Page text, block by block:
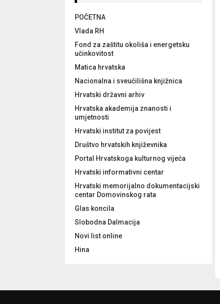
POČETNA
Vlada RH
Fond za zaštitu okoliša i energetsku
učinkovitost
Matica hrvatska
Nacionalna i sveučilišna knjižnica
Hrvatski državni arhiv
Hrvatska akademija znanosti i
umjetnosti
Hrvatski institut za povijest
Društvo hrvatskih književnika
Portal Hrvatskoga kulturnog vijeća
Hrvatski informativni centar
Hrvatski memorijalno dokumentacijski
centar Domovinskog rata
Glas koncila
Slobodna Dalmacija
Novi list online
Hina